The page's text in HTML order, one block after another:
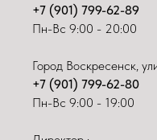
+7 (901) 799-62-89
Пн-Вс 9:00 - 20:00
Город Воскресенск,
+7 (901) 799-62-80
Пн-Вс 9:00 - 19:00